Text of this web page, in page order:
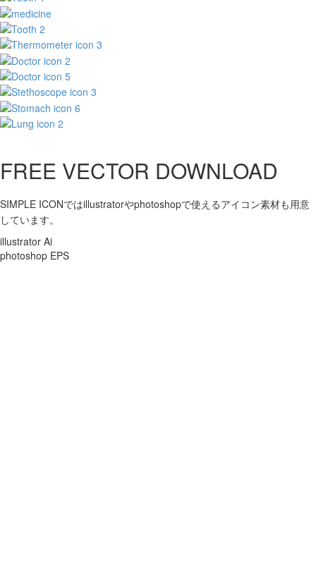
FREE VECTOR DOWNLOAD
SIMPLE ICONではillustratorやphotoshopで使えるアイコン素材も用意
しています。
illustrator Ai
photoshop EPS